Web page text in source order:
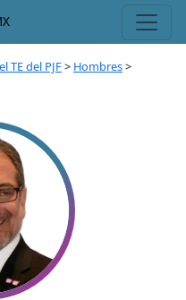
TE del PJF> Hombres>